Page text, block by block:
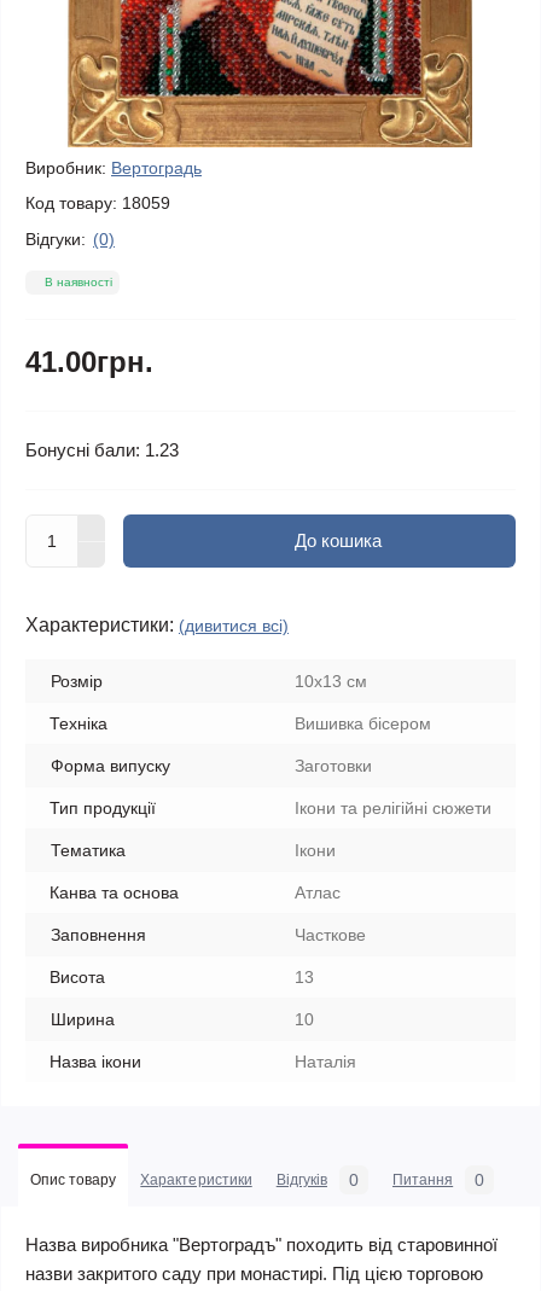
Виробник: Вертоградь
Код товару: 18059
Відгуки: (0)
В наявності
41.00грн.
Бонусні бали: 1.23
До кошика
Характеристики: (дивитися всі)
Розмір 10x13 см
Техніка Вишивка бісером
Форма випуску Заготовки
Тип продукції Ікони та релігійні сюжети
Тематика Ікони
Канва та основа Атлас
Заповнення Часткове
Висота 13
Ширина 10
Назва ікони Наталія
Опис товару Характеристики Відгуків 0 Питання 0
Назва виробника "Вертоградъ" походить від старовинної
назви закритого саду при монастирі. Під цією торговою